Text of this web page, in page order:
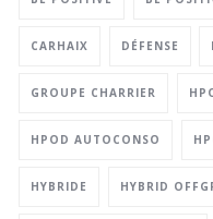
CARHAIX DÉFENSE
GROUPE CHARRIER
HPOD AUTOCONSO
HYBRIDE HYBRID